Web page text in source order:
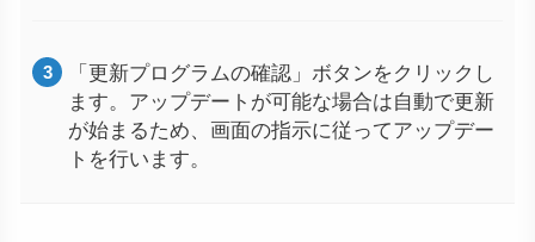
「更新プログラムの確認」ボタンをクリックし
ます。アップデートが可能な場合は自動で更新
が始まるため、画面の指示に従ってアップデー
トを行います。